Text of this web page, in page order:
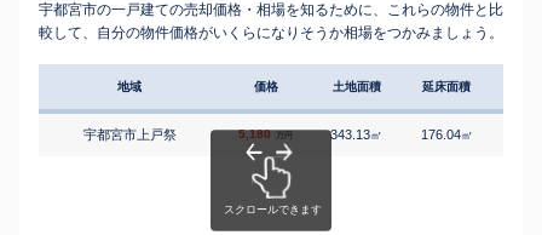
宇都宮市の一戸建ての売却価格・相場を知るために、これらの物件と比
較して、自分の物件価格がいくらになりそうか相場をつかみましょう。
地域 価格 土地面積 延床面積
宇都宮市上戸祭 5,180 万円 343.13㎡ 176.04㎡